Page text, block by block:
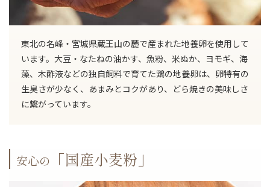
東北の名峰・宮城県蔵王山の麓で産まれた地養卵を使用して
います。大豆・なたねの油かす、魚粉、米ぬか、ヨモギ、海
藻、木酢液などの独自飼料で育てた鶏の地養卵は、卵特有の
生臭さが少なく、あまみとコクがあり、どら焼きの美味しさ
に繋がっています。
安心の 「国産小麦粉」